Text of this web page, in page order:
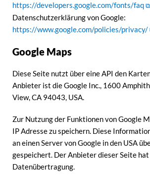
https://developers.google.com/fonts/faq
Datenschutzerklärung von Google:
https://www.google.com/policies/privacy/
Google Maps
Diese Seite nutzt über eine API den
Anbieter ist die Google Inc., 1600
View, CA 94043, USA.
Zur Nutzung der Funktionen von Google
IP Adresse zu speichern. Diese
an einen Server von Google in den USA
gespeichert. Der Anbieter dieser Seite
Datenübertragung.